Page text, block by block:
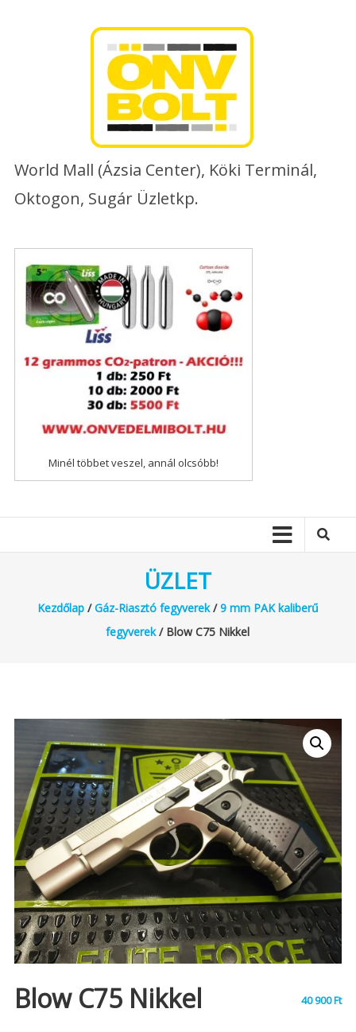
World Mall (Ázsia Center), Köki Terminál,
Oktogon, Sugár Üzletkp.
Minél többet veszel, annál olcsóbb!
ÜZLET
Kezdőlap/Gáz-Riasztó fegyverek/9 mm PAK kaliberű
fegyverek/ Blow C75 Nikkel
Blow C75 Nikkel 40 900Ft